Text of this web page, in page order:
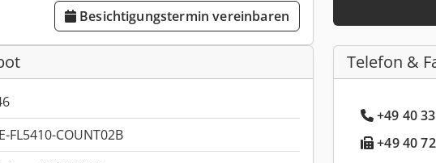
Besichtigungstermin vereinbaren
FL5410-COUNT02B
Telefon &
+49 40
+49 40